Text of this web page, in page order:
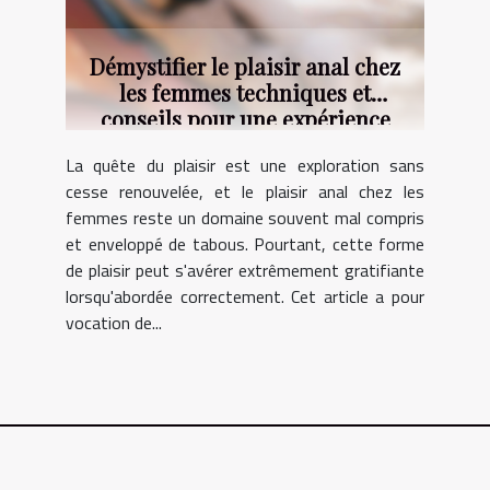
Démystifier le plaisir anal chez
les femmes techniques et
conseils pour une expérience
La quête du plaisir est une exploration sans
cesse renouvelée, et le plaisir anal chez les
femmes reste un domaine souvent mal compris
et enveloppé de tabous. Pourtant, cette forme
de plaisir peut s'avérer extrêmement gratifiante
lorsqu'abordée correctement. Cet article a pour
vocation de...